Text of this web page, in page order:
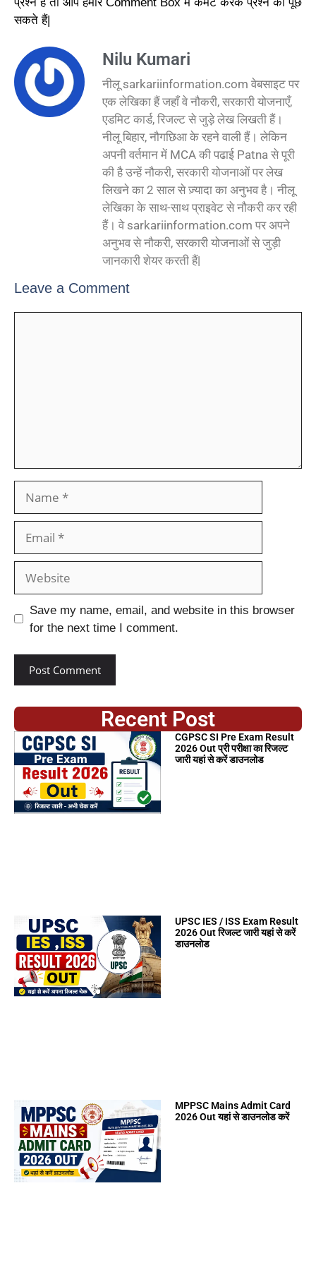
सकते हैं|
Nilu Kumari
नीलू sarkariinformation.com वेबसाइट पर
एक लेखिका हैं जहाँ वे नौकरी, सरकारी योजनाएँ,
एडमिट कार्ड, रिजल्ट से जुड़े लेख लिखती हैं।
नीलू बिहार, नौगछिआ के रहने वाली हैं। लेकिन
अपनी वर्तमान में MCA की पढाई Patna से पूरी
की है उन्हें नौकरी, सरकारी योजनाओं पर लेख
लिखने का 2 साल से ज़्यादा का अनुभव है। नीलू
लेखिका के साथ-साथ प्राइवेट से नौकरी कर रही
हैं। वे sarkariinformation.com पर अपने
अनुभव से नौकरी, सरकारी योजनाओं से जुड़ी
जानकारी शेयर करती हैं|
Leave a Comment
Save my name, email, and website in this browser
for the next time I comment.
Recent Post
CGPSC SI Pre Exam Result
2026 Out प्री परीक्षा का रिजल्ट
जारी यहां से करें डाउनलोड
UPSC IES / ISS Exam Result
2026 Out रिजल्ट जारी यहां से करें
डाउनलोड
MPPSC Mains Admit Card
2026 Out यहां से डाउनलोड करें